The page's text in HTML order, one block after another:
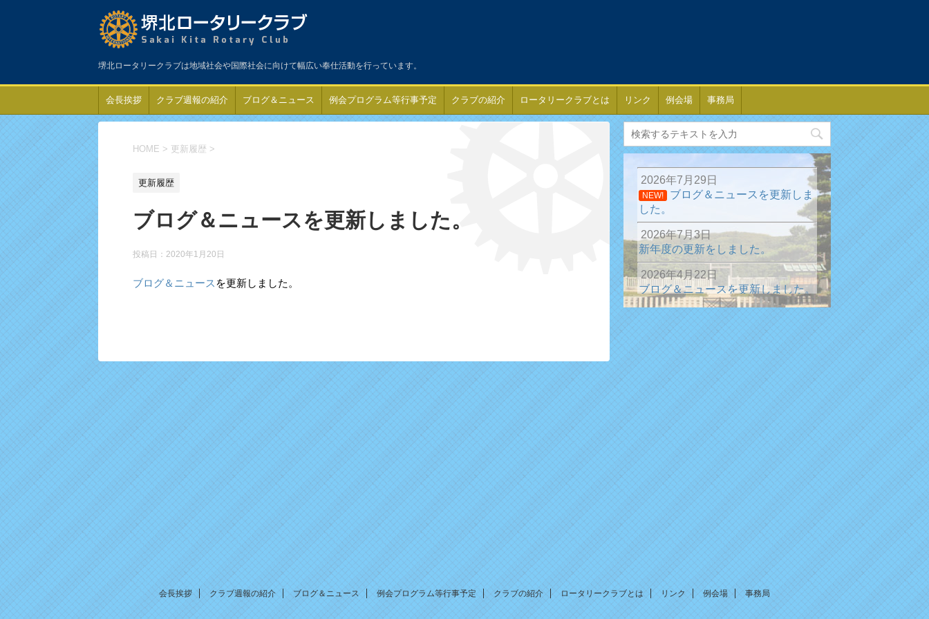
堺北ロータリークラブは地域社会や国際社会に向けて幅広い奉仕活動を行っています。
会長挨拶 クラブ週報の紹介 ブログ＆ニュース 例会プログラム等行事予定 クラブの紹介 ロータリークラブとは リンク 例会場 事務局
HOME > 更新履歴 >
更新履歴
ブログ＆ニュースを更新しました。
投稿日： 2020年1月20日
ブログ＆ニュース を更新しました。
2026年7月29日
NEW!
ブログ＆ニュースを更新しま
した。
2026年7月3日
新年度の更新をしました。
2026年4月22日
ブログ＆ニュースを更新しました。
2026年1月13日
ブログ＆ニュースを更新しました。
2025年12月31日
ブログ＆ニュースを更新しました。
2025年10月15日
ブログ＆ニュースを更新しました。
2025年7月8日
新年度の更新をしました。
2025年1月22日
ブログ＆ニュースを更新しました。
2024年12月31日
ブログ＆ニュースを更新しました。
2024年12月10日
ブログ＆ニュースを更新しました。
会長挨拶 クラブ週報の紹介 ブログ＆ニュース 例会プログラム等行事予定 クラブの紹介 ロータリークラブとは リンク 例会場 事務局